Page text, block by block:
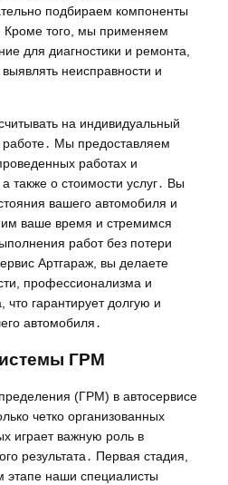
подбираем компоненты
Кроме того, мы применяем
для диагностики и ремонта,
неисправности и
на индивидуальный
работе․ Мы предоставляем
работах и
также о стоимости услуг․ Вы
вашего автомобиля и
ваше время и стремимся
работ без потери
Артгараж, вы делаете
профессионализма и
что гарантирует долгую и
автомобиля․
ГРМ
(ГРМ) в автосервисе
четко организованных
играет важную роль в
результата․ Первая стадия,
этапе наши специалисты